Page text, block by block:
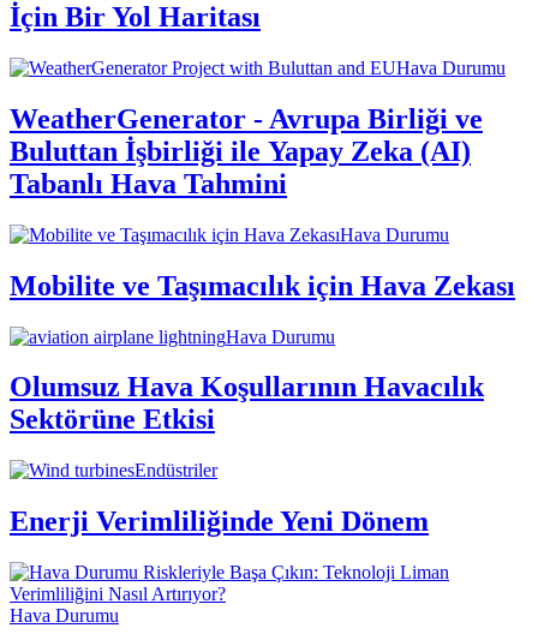
İçin Bir Yol Haritası
Hava Durumu
WeatherGenerator - Avrupa Birliği ve
Buluttan İşbirliği ile Yapay Zeka (AI)
Tabanlı Hava Tahmini
Hava Durumu
Mobilite ve Taşımacılık için Hava Zekası
Hava Durumu
Olumsuz Hava Koşullarının Havacılık
Sektörüne Etkisi
Endüstriler
Enerji Verimliliğinde Yeni Dönem
Hava Durumu